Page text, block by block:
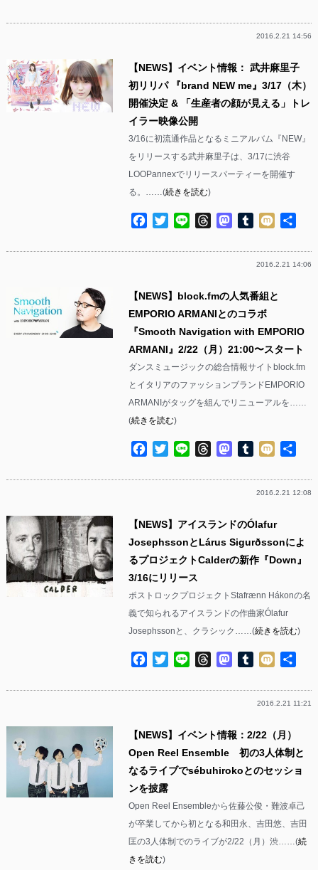
2016.2.21 14:56
【NEWS】イベント情報： 武井麻里子
初リリパ 『brand NEW me』3/17（木）
開催決定 & 「生産者の顔が見える」トレ
イラー映像公開
3/16に初流通作品となるミニアルバム『NEW』
をリリースする武井麻里子は、3/17に渋谷
LOOPannexでリリースパーティーを開催す
る。……(続きを読む)
Facebook
TwitterLine ThreadsMastodon
Tumblr
Mixi
2016.2.21 14:06
【NEWS】block.fmの人気番組と
EMPORIO ARMANIとのコラボ
『Smooth Navigation with EMPORIO
ARMANI』2/22（月）21:00〜スタート
ダンスミュージックの総合情報サイトblock.fm
とイタリアのファッションブランドEMPORIO
ARMANIがタッグを組んでリニューアルを……
(続きを読む)
Facebook
TwitterLine ThreadsMastodon
Tumblr
Mixi
2016.2.21 12:08
【NEWS】アイスランドのÓlafur
JosephssonとLárus Sigurðssonによ
るプロジェクトCalderの新作『Down』
3/16にリリース
ポストロックプロジェクトStafrænn Hákonの名
義で知られるアイスランドの作曲家Ólafur
Josephssonと、クラシック……(続きを読む)
Facebook
TwitterLine ThreadsMastodon
Tumblr
Mixi
2016.2.21 11:21
【NEWS】イベント情報：2/22（月）
Open Reel Ensemble 初の3人体制と
なるライブでsébuhirokoとのセッショ
ンを披露
Open Reel Ensembleから佐藤公俊・難波卓己
が卒業してから初となる和田永、吉田悠、吉田
匡の3人体制でのライブが2/22（月）渋……(続
きを読む)